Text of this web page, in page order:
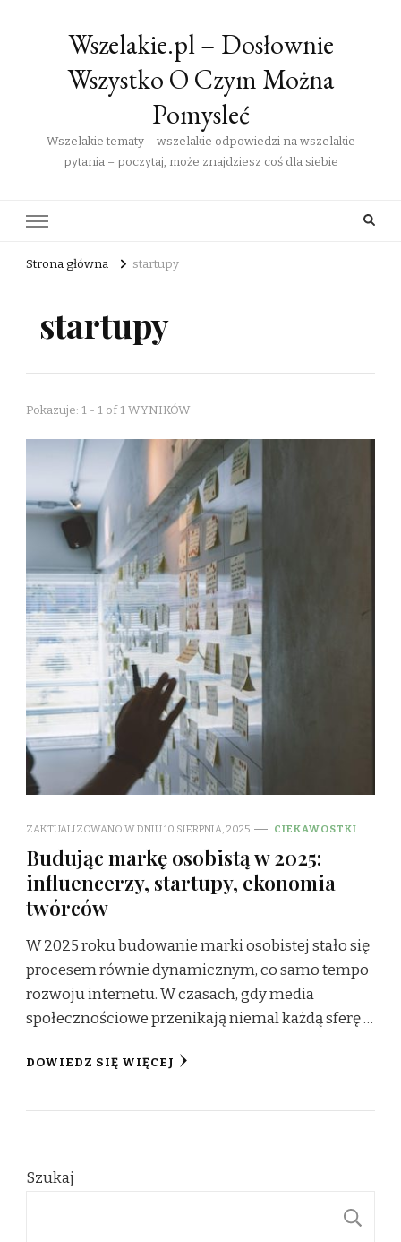
Wszelakie.pl – Dosłownie
Wszystko O Czym Można
Pomysleć
Wszelakie tematy – wszelakie odpowiedzi na wszelakie
pytania – poczytaj, może znajdziesz coś dla siebie
Strona główna startupy
startupy
Pokazuje: 1 - 1 of 1 WYNIKÓW
ZAKTUALIZOWANO W DNIU10 SIERPNIA, 2025 CIEKAWOSTKI
Budując markę osobistą w 2025:
influencerzy, startupy, ekonomia
twórców
W 2025 roku budowanie marki osobistej stało się
procesem równie dynamicznym, co samo tempo
rozwoju internetu. W czasach, gdy media
społecznościowe przenikają niemal każdą sferę …
DOWIEDZ SIĘ WIĘCEJ
Szukaj